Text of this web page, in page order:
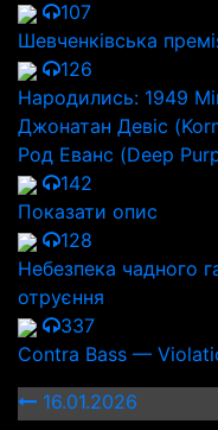
107
Шевченківська
126
Народились: 1949
Джонатан Девіс
Род Еванс (Deep
142
Показати опис
128
Небезпека чадного
отруєння
337
Contra Bass —
16.01.2026